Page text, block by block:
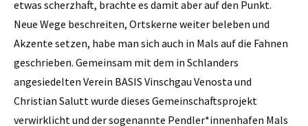
etwas scherzhaft, brachte es damit aber auf den Punkt.
Neue Wege beschreiten, Ortskerne weiter beleben und
Akzente setzen, habe man sich auch in Mals auf die Fahnen
geschrieben. Gemeinsam mit dem in Schlanders
angesiedelten Verein BASIS Vinschgau Venosta und
Christian Salutt wurde dieses Gemeinschaftsprojekt
verwirklicht und der sogenannte Pendler*innenhafen Mals